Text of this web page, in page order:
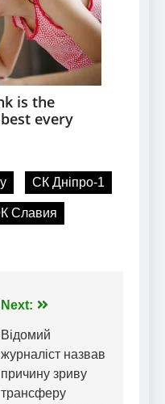
СК Дніпро-1
Славия
Next:
Відомий
журналіст назвав
причину зриву
трансферу